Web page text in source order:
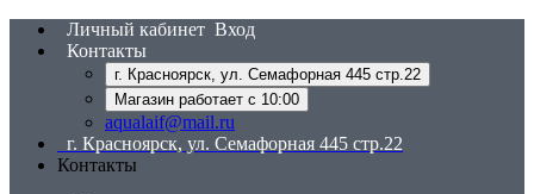
Личный кабинет Вход
Контакты
г. Красноярск, ул. Семафорная 445 стр.22
Магазин работает с 10:00
aqualaif@mail.ru
г. Красноярск, ул. Семафорная 445 стр.22
Контакты